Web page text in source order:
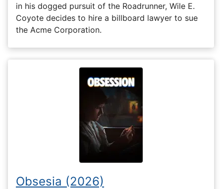
in his dogged pursuit of the Roadrunner, Wile E.
Coyote decides to hire a billboard lawyer to sue
the Acme Corporation.
Obsesia (2026)